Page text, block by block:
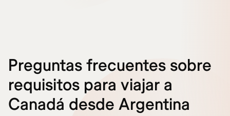
Preguntas frecuentes sobre
requisitos para viajar a
Canadá desde Argentina